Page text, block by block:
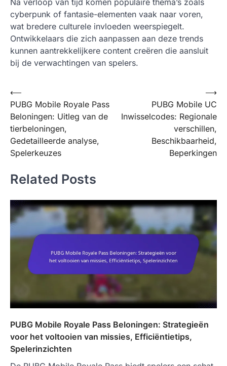
cyberpunk of fantasie-elementen vaak naar voren,
wat bredere culturele invloeden weerspiegelt.
Ontwikkelaars die zich aanpassen aan deze trends
kunnen aantrekkelijkere content creëren die aansluit
bij de verwachtingen van spelers.
Post
navigation
⟵
PUBG Mobile Royale Pass
Beloningen: Uitleg van de
tierbeloningen,
Gedetailleerde analyse,
Spelerkeuzes
PUBG Mobile UC
Inwisselcodes: Regionale
verschillen,
Beschikbaarheid,
Beperkingen
⟶
Related Posts
PUBG Mobile Royale Pass Beloningen: Strategieën
voor het voltooien van missies, Efficiëntietips,
Spelerinzichten